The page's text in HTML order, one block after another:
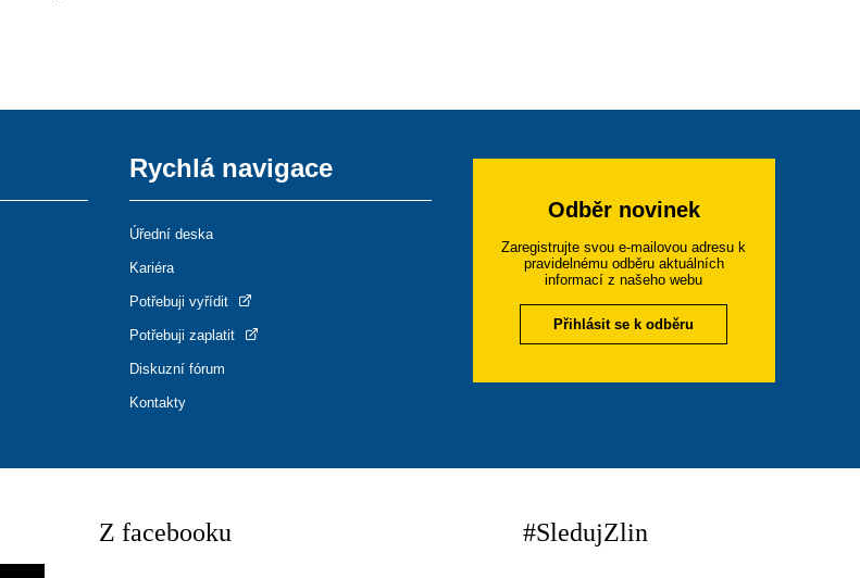
Rychlá navigace
Úřední deska
Kariéra
Potřebuji vyřídit
Potřebuji zaplatit
Diskuzní fórum
Kontakty
Odběr novinek
Zaregistrujte svou e-mailovou adresu k
pravidelnému odběru aktuálních
informací z našeho webu
Přihlásit se k odběru
Z facebooku #SledujZlin